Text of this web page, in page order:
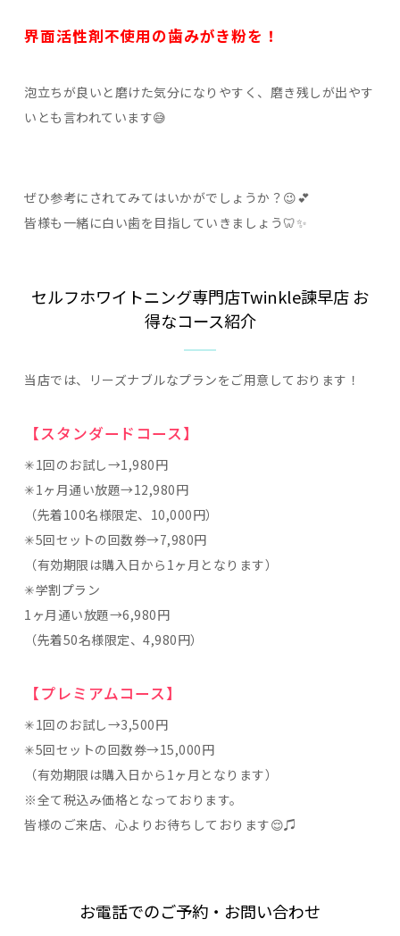
界面活性剤不使用の歯みがき粉を！
泡立ちが良いと磨けた気分になりやすく、磨き残しが出やす
いとも言われています😅
ぜひ参考にされてみてはいかがでしょうか？😉💕
皆様も一緒に白い歯を目指していきましょう🦷✨
セルフホワイトニング専門店Twinkle諫早店 お
得なコース紹介
当店では、リーズナブルなプランをご用意しております！
【スタンダードコース】
✳︎1回のお試し→1,980円
✳︎1ヶ月通い放題→12,980円
（先着100名様限定、10,000円）
✳︎5回セットの回数券→7,980円
（有効期限は購入日から1ヶ月となります）
✳︎学割プラン
1ヶ月通い放題→6,980円
（先着50名様限定、4,980円）
【プレミアムコース】
✳︎1回のお試し→3,500円
✳︎5回セットの回数券→15,000円
（有効期限は購入日から1ヶ月となります）
※全て税込み価格となっております。
皆様のご来店、心よりお待ちしております😌♫
お電話でのご予約・お問い合わせ